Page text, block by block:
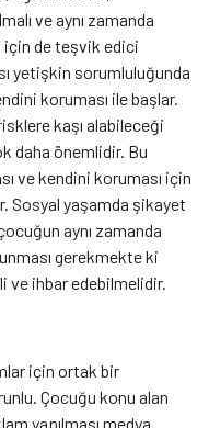
ve aynı zamanda
için de teşvik edici
yetişkin sorumluluğunda
koruması ile başlar.
kaşı alabileceği
daha önemlidir. Bu
ve kendini koruması için
Sosyal yaşamda şikayet
aynı zamanda
gerekmekte ki
ve ihbar edebilmelidir.
için ortak bir
Çocuğu konu alan
yapılması medya